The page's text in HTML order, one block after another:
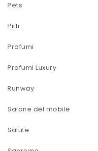
Pets
Pitti
Profumi
Profumi Luxury
Runway
Salone del mobile
Salute